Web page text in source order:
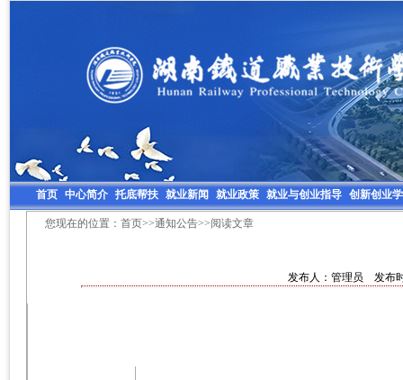
首页 中心简介 托底帮扶 就业新闻 就业政策 就业与创业指导 创新创业
您现在的位置：首页>>通知公告>>阅读文章
发布人：管理员 发布